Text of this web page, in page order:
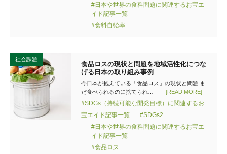
#日本や世界の食料問題に関連するお宝エ
イド記事一覧
#食料自給率
社会課題
食品ロスの現状と問題を地域活性化につな
げる日本の取り組み事例
今日本が抱えている「食品ロス」の現状と問題 ま
だ食べられるのに捨てられ…
[READ MORE]
#SDGs（持続可能な開発目標）に関連するお
宝エイド記事一覧
#SDGs2
#日本や世界の食料問題に関連するお宝エ
イド記事一覧
#食品ロス